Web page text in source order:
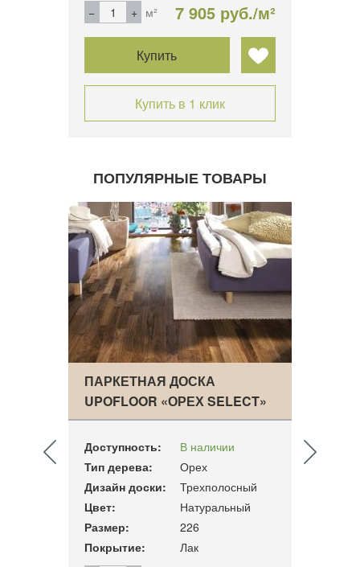
м²
7 905 руб./м²
Купить
Купить в 1 клик
ПОПУЛЯРНЫЕ ТОВАРЫ
ПАРКЕТНАЯ ДОСКА
UPOFLOOR «ОРЕХ SELECT»
Доступность:
В наличии
Тип дерева:
Орех
Дизайн доски:
Трехполосный
Цвет:
Натуральный
Размер:
226
Покрытие:
Лак